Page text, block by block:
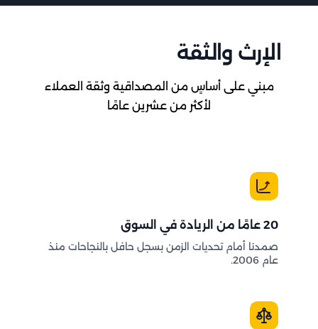
الإرث والثقة
مبني على أساسٍ من المصداقية وثقة العملاء
لأكثر من عشرين عامًا
20 عامًا من الريادة في السوق
صمدنا أمام تحديات الزمن بسجل حافل بالنجاحات منذ
عام 2006.